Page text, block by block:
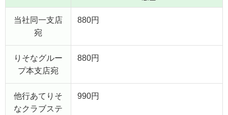
当社同一支店
宛
880円
りそなグルー
プ本支店宛
880円
他行あてりそ
なクラブステ
990円